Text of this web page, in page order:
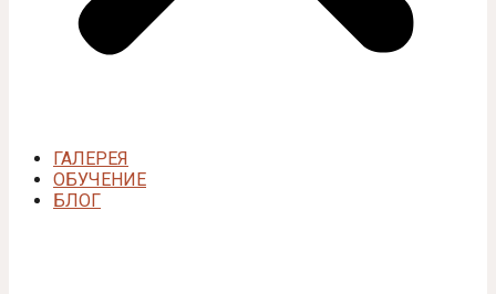
ГАЛЕРЕЯ
ОБУЧЕНИЕ
БЛОГ